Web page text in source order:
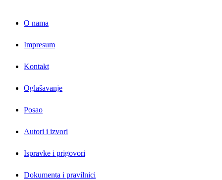
O nama
Impresum
Kontakt
Oglašavanje
Posao
Autori i izvori
Ispravke i prigovori
Dokumenta i pravilnici